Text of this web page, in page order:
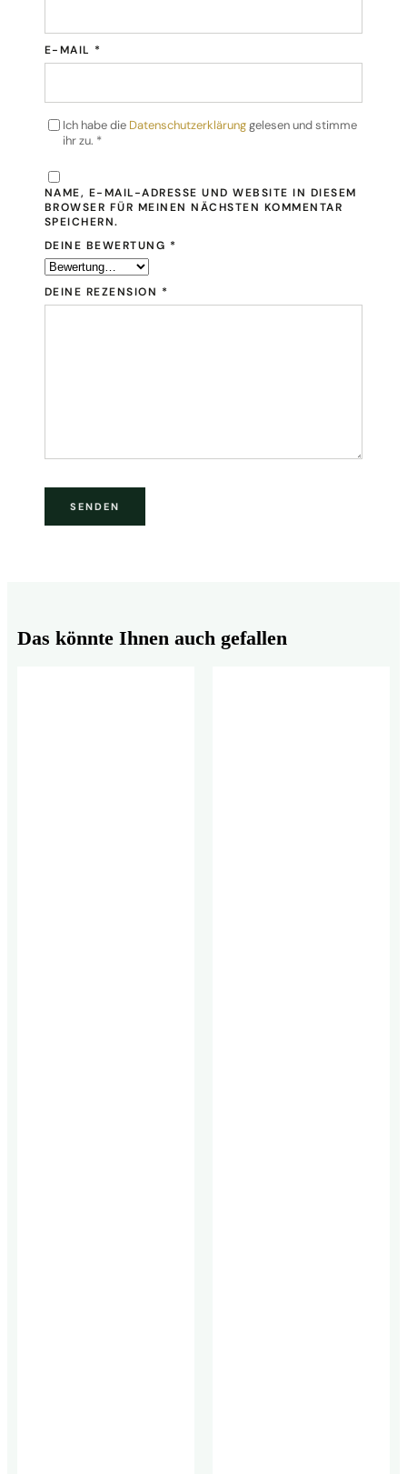
E-MAIL *
Ich habe die Datenschutzerklärunggelesen und stimme
ihr zu. *
NAME, E-MAIL-ADRESSE UND WEBSITE IN DIESEM
BROWSER FÜR MEINEN NÄCHSTEN KOMMENTAR
SPEICHERN.
DEINE BEWERTUNG *
DEINE REZENSION *
Das könnte Ihnen auch gefallen